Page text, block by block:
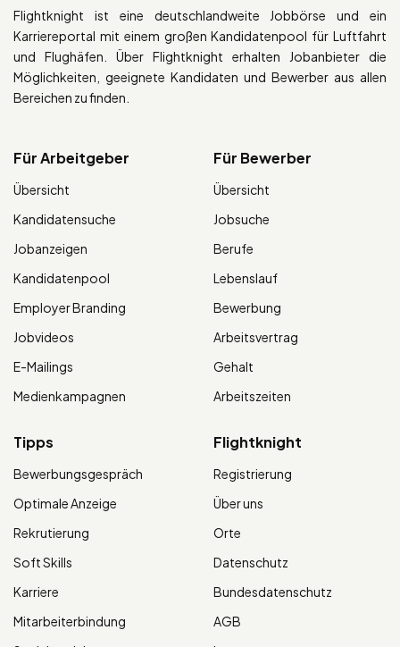
Flightknight ist eine deutschlandweite Jobbörse und ein
Karriereportal mit einem großen Kandidatenpool für Luftfahrt
und Flughäfen. Über Flightknight erhalten Jobanbieter die
Möglichkeiten, geeignete Kandidaten und Bewerber aus allen
Bereichen zu finden.
Für Arbeitgeber
Übersicht
Kandidatensuche
Jobanzeigen
Kandidatenpool
Employer Branding
Jobvideos
E-Mailings
Medienkampagnen
Für Bewerber
Übersicht
Jobsuche
Berufe
Lebenslauf
Bewerbung
Arbeitsvertrag
Gehalt
Arbeitszeiten
Tipps
Bewerbungsgespräch
Optimale Anzeige
Rekrutierung
Soft Skills
Karriere
Mitarbeiterbindung
Flightknight
Registrierung
Über uns
Orte
Datenschutz
Bundesdatenschutz
AGB